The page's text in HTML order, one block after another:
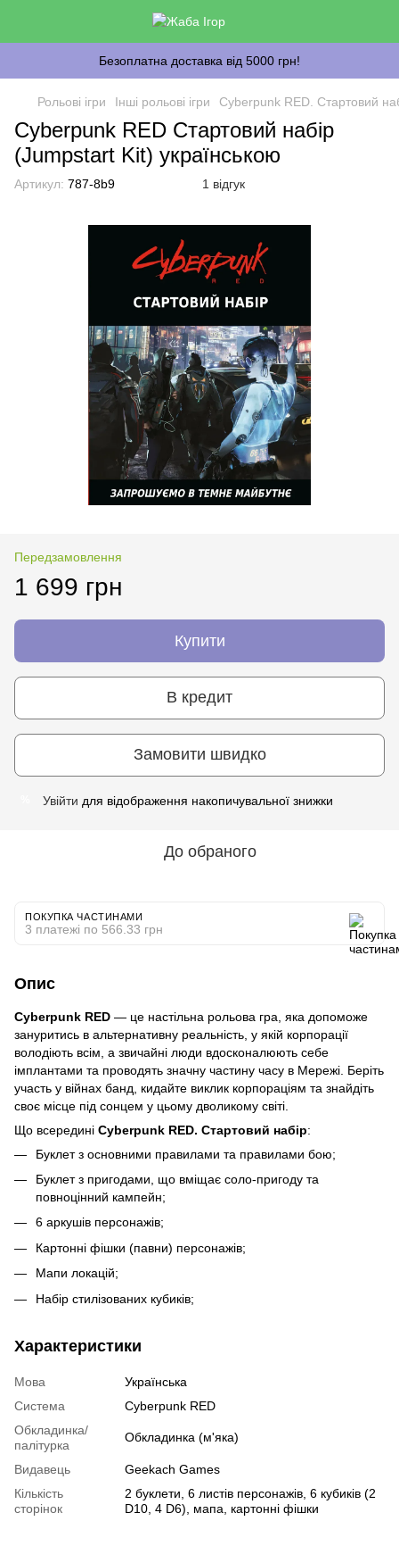
Безоплатна доставка від 5000 грн!
Рольові ігри Інші рольові ігри Cyberpunk RED. Стартовий
Cyberpunk RED Стартовий набір
(Jumpstart Kit) українською
Артикул: 787-8b9 1 відгук
Передзамовлення
1 699 грн
Купити
В кредит
Замовити швидко
Увійти для відображення накопичувальної знижки
До обраного
ПОКУПКА ЧАСТИНАМИ
3 платежі по 566.33 грн
Опис
Cyberpunk RED — це настільна рольова гра, яка допоможе
зануритись в альтернативну реальність, у якій корпорації
володіють всім, а звичайні люди вдосконалюють себе
імплантами та проводять значну частину часу в Мережі. Беріть
участь у війнах банд, кидайте виклик корпораціям та знайдіть
своє місце під сонцем у цьому дволикому світі.
Що всередині Cyberpunk RED. Стартовий набір:
Буклет з основними правилами та правилами бою;
Буклет з пригодами, що вміщає соло-пригоду та
повноцінний кампейн;
6 аркушів персонажів;
Картонні фішки (павни) персонажів;
Мапи локацій;
Набір стилізованих кубиків;
Характеристики
Мова
Українська
Система
Cyberpunk RED
Обкладинка/
палітурка
Обкладинка (м'яка)
Видавець
Geekach Games
Кількість
сторінок
2 буклети, 6 листів персонажів, 6 кубиків (2
D10, 4 D6), мапа, картонні фішки